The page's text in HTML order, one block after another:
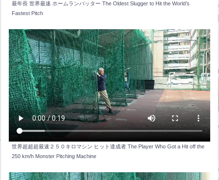
最年長 世界最速 ホームランバッター The Oldest Slugger to Hit the World’s
Fastest Pitch
世界超超超最速２５０キロマシン ヒット達成者 The Player Who Got a Hit off the
250 km/h Monster Pitching Machine